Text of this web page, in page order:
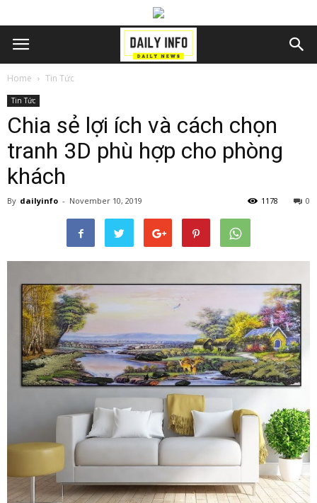
Home Tin Tức
Tin Tức
Chia sẻ lợi ích và cách chọn
tranh 3D phù hợp cho phòng
khách
By dailyinfo - November 10, 2019 0
1178